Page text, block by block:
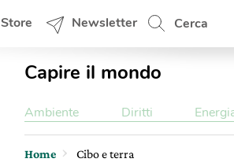
Store Newsletter Cerca
Capire il mondo
Ambiente Diritti
Home Cibo e terra